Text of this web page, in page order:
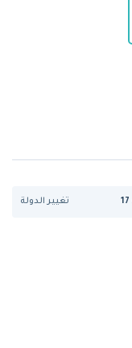
تغيير الدولة